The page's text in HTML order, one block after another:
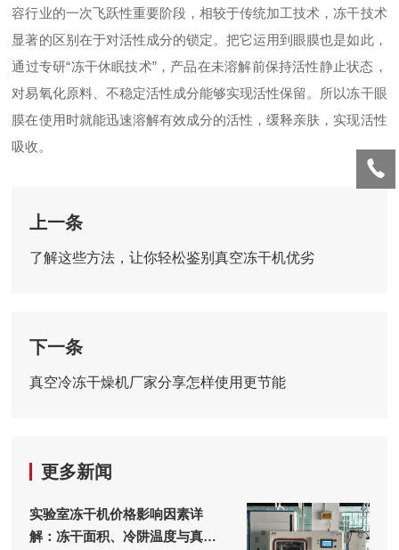
容行业的一次飞跃性重要阶段，相较于传统加工技术，冻干技术
显著的区别在于对活性成分的锁定。把它运用到眼膜也是如此，
通过专研“冻干休眠技术”，产品在未溶解前保持活性静止状态，
对易氧化原料、不稳定活性成分能够实现活性保留。所以冻干眼
膜在使用时就能迅速溶解有效成分的活性，缓释亲肤，实现活性
吸收。
上一条
了解这些方法，让你轻松鉴别真空冻干机优劣
下一条
真空冷冻干燥机厂家分享怎样使用更节能
更多新闻
实验室冻干机价格影响因素详
解：冻干面积、冷阱温度与真空